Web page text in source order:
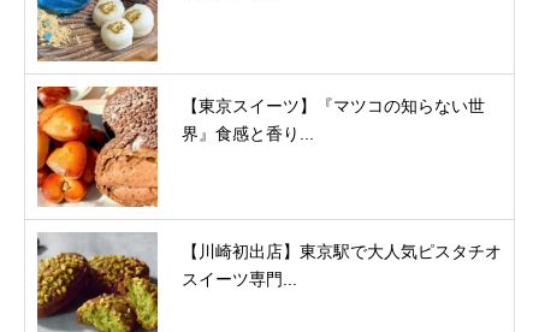
【東京スイーツ】『マツコの知らない世
界』食感と香り...
【川崎初出店】東京駅で大人気ピスタチオ
スイーツ専門...